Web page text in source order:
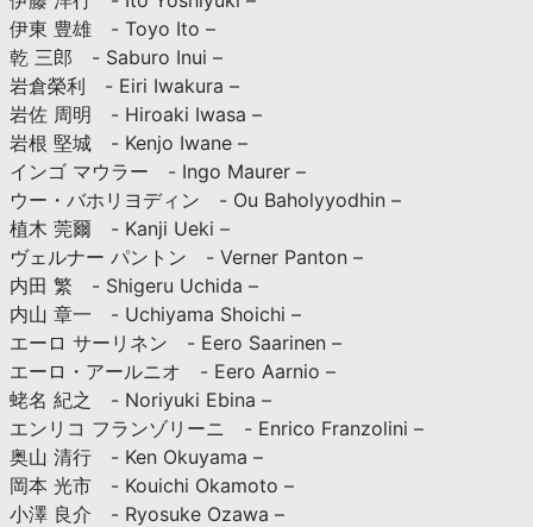
伊東 豊雄 - Toyo Ito –
乾 三郎 - Saburo Inui –
岩倉榮利 - Eiri Iwakura –
岩佐 周明 - Hiroaki Iwasa –
岩根 堅城 - Kenjo Iwane –
インゴ マウラー - Ingo Maurer –
ウー・バホリヨディン - Ou Baholyyodhin –
植木 莞爾 - Kanji Ueki –
ヴェルナー パントン - Verner Panton –
内田 繁 - Shigeru Uchida –
内山 章一 - Uchiyama Shoichi –
エーロ サーリネン - Eero Saarinen –
エーロ・アールニオ - Eero Aarnio –
蛯名 紀之 - Noriyuki Ebina –
エンリコ フランゾリーニ - Enrico Franzolini –
奥山 清行 - Ken Okuyama –
岡本 光市 - Kouichi Okamoto –
小澤 良介 - Ryosuke Ozawa –